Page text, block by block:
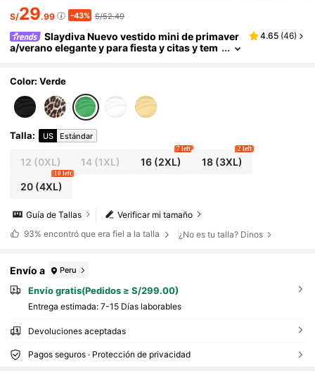
S/29.99 -43% S/52.49
Slaydiva Nuevo vestido mini de primaver
a/verano elegante y para fiesta y citas y tem
de tela elástica de punto con volantes asimétric
os sin mangas y talle alto, talla grande, color bla
nco sólido
4.65 (46)
Color: Verde
Talla: US Estándar
12 (0XL) 14 (1XL) 16(2XL)
7 left
18(3XL)
2 left
20(4XL)
10 left
Verificar mi tamaño
Guía de Tallas
93% encontró que era fiel a la talla ¿No es tu talla? Dinos
Envío a Peru
Envío gratis(Pedidos ≥ S/299.00)
Entrega estimada: 7-15 Días laborables
Devoluciones aceptadas
Pagos seguros · Protección de privacidad